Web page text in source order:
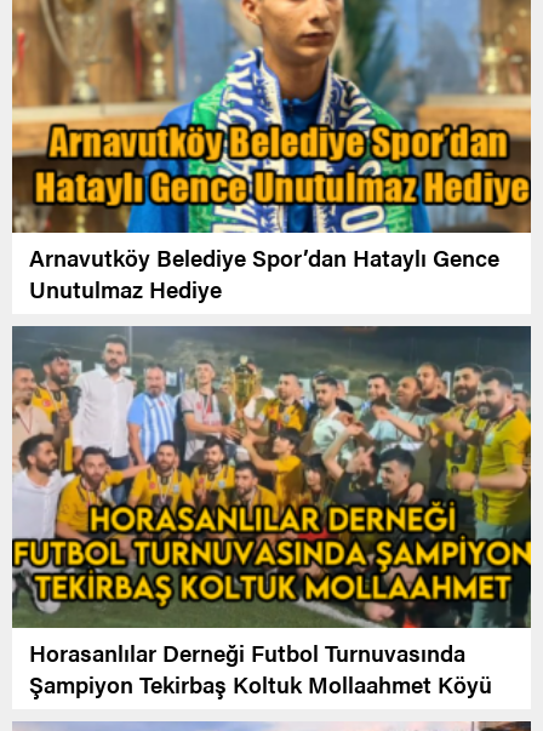
Arnavutköy Belediye Spor’dan Hataylı Gence
Unutulmaz Hediye
Horasanlılar Derneği Futbol Turnuvasında
Şampiyon Tekirbaş Koltuk Mollaahmet Köyü